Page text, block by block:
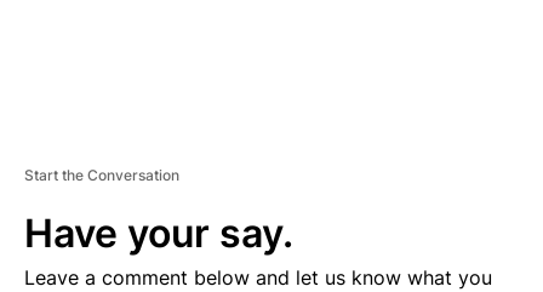
Start the Conversation
Have your say.
Leave a comment below and let us know what you